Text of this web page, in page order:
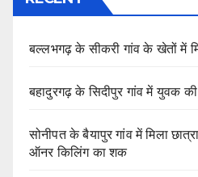
बल्लभगढ़ के सीकरी गांव के खेतों में
बहादुरगढ़ के सिदीपुर गांव में युवक
सोनीपत के बैयापुर गांव में मिला
ऑनर किलिंग का शक